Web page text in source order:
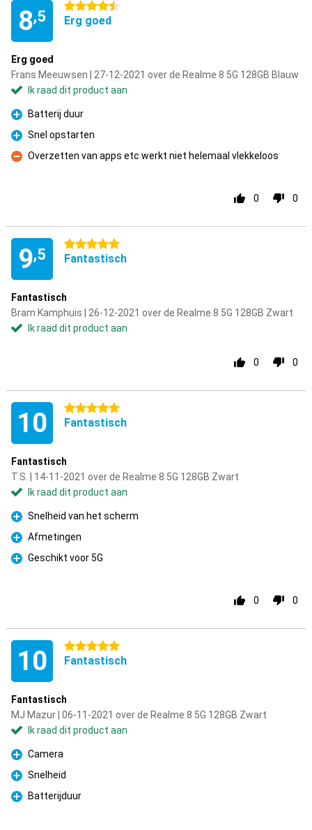
8,5
4.5 sterren
Erg goed
Erg goed
Frans Meeuwsen | 27-12-2021 over de Realme 8 5G 128GB Blauw
Ik raad dit product aan
Pluspunt
Batterij duur
Pluspunt
Snel opstarten
Minpunt
Overzetten van apps etc werkt niet helemaal vlekkeloos
0 0
9,5
5 sterren
Fantastisch
Fantastisch
Bram Kamphuis | 26-12-2021 over de Realme 8 5G 128GB Zwart
Ik raad dit product aan
0 0
10 5 sterren
Fantastisch
Fantastisch
T.S. | 14-11-2021 over de Realme 8 5G 128GB Zwart
Ik raad dit product aan
Pluspunt
Snelheid van het scherm
Pluspunt
Afmetingen
Pluspunt
Geschikt voor 5G
0 0
10 5 sterren
Fantastisch
Fantastisch
MJ Mazur | 06-11-2021 over de Realme 8 5G 128GB Zwart
Ik raad dit product aan
Pluspunt
Camera
Pluspunt
Snelheid
Pluspunt
Batterijduur